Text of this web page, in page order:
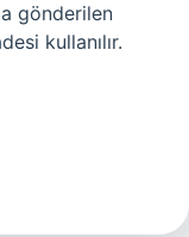
gönderilen
kullanılır.